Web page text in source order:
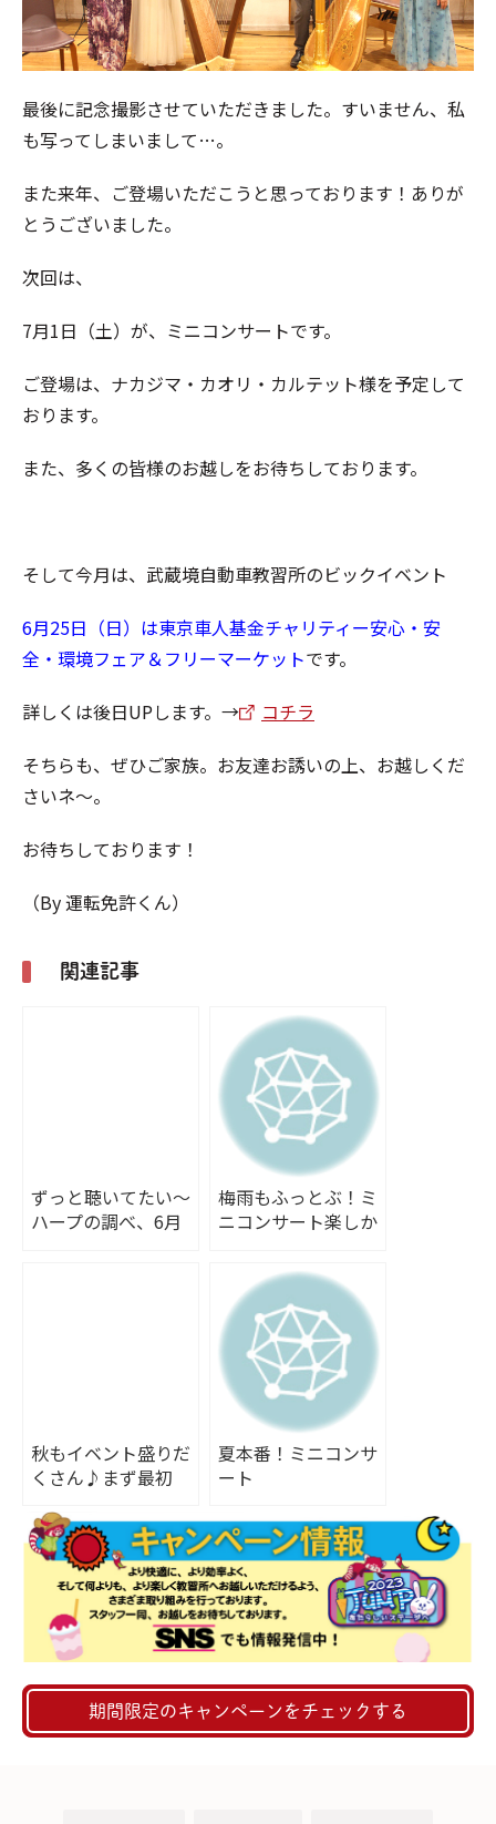
最後に記念撮影させていただきました。すいません、私
も写ってしまいまして…。
また来年、ご登場いただこうと思っております！ありが
とうございました。
次回は、
7月1日（土）が、ミニコンサートです。
ご登場は、ナカジマ・カオリ・カルテット様を予定して
おります。
また、多くの皆様のお越しをお待ちしております。
そして今月は、武蔵境自動車教習所のビックイベント
6月25日（日）は東京車人基金チャリティー安心・安
全・環境フェア＆フリーマーケットです。
詳しくは後日UPします。→
コチラ
そちらも、ぜひご家族。お友達お誘いの上、お越しくだ
さいネ～。
お待ちしております！
（By 運転免許くん）
関連記事
ずっと聴いてたい～
ハープの調べ、6月
梅雨もふっとぶ！ミ
ニコンサート楽しか
秋もイベント盛りだ
くさん♪まず最初
ト！
夏本番！ミニコンサ
ート
期間限定のキャンペーンをチェックする